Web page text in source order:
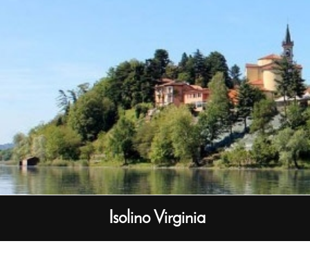
Isolino Virginia